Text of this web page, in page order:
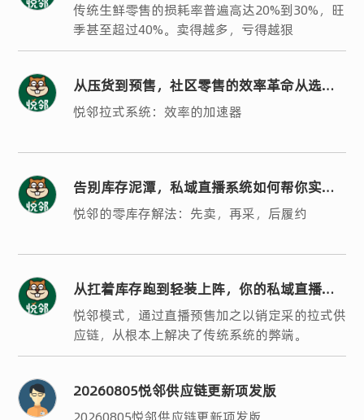
构更聪明
传统生鲜零售的损耗率普遍高达20%到30%，旺
季甚至超过40%。卖得越多，亏得越狠
从压货到预售，社区零售的效率革命从选对
系统开始
悦邻拉式系统：效率的加速器
告别库存泥潭，私域直播系统如何帮你实现
轻运营？
悦邻的零库存解法：先卖，再采，后履约
从扛着库存跑到轻装上阵，你的私域直播系
统选对了吗？
悦邻模式，通过直播预售加之以销定采的拉式供
应链，从根本上解决了传统系统的弊端。
20260805悦邻供应链更新项发版